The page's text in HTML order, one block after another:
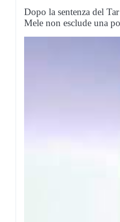
Dopo la sentenza del
Mele non esclude una